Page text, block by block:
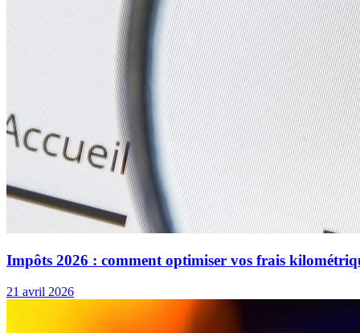
Impôts 2026 : comment optimiser vos frais
21 avril 2026